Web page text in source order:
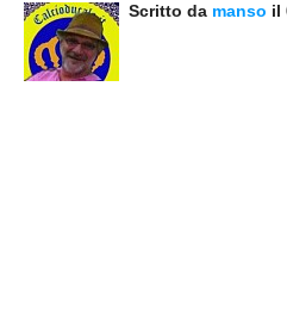
Scritto da manso il